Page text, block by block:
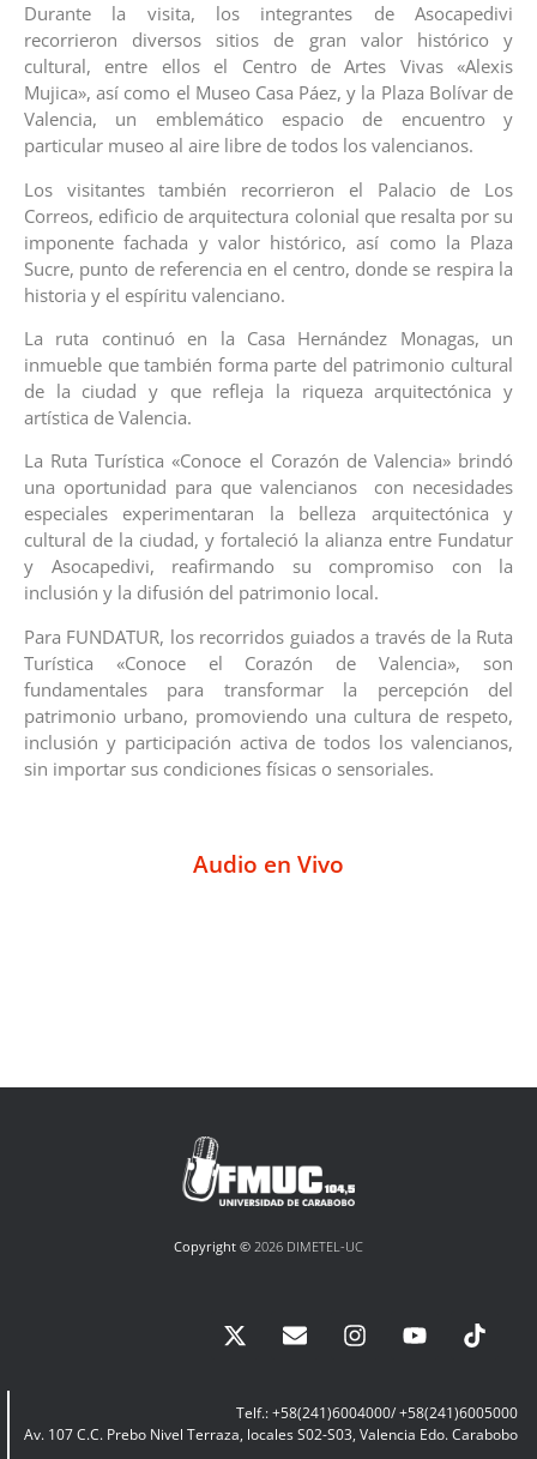
Durante la visita, los integrantes de Asocapedivi
recorrieron diversos sitios de gran valor histórico y
cultural, entre ellos el Centro de Artes Vivas «Alexis
Mujica», así como el Museo Casa Páez, y la Plaza Bolívar de
Valencia, un emblemático espacio de encuentro y
particular museo al aire libre de todos los valencianos.
Los visitantes también recorrieron el Palacio de Los
Correos, edificio de arquitectura colonial que resalta por su
imponente fachada y valor histórico, así como la Plaza
Sucre, punto de referencia en el centro, donde se respira la
historia y el espíritu valenciano.
La ruta continuó en la Casa Hernández Monagas, un
inmueble que también forma parte del patrimonio cultural
de la ciudad y que refleja la riqueza arquitectónica y
artística de Valencia.
La Ruta Turística «Conoce el Corazón de Valencia» brindó
una oportunidad para que valencianos con necesidades
especiales experimentaran la belleza arquitectónica y
cultural de la ciudad, y fortaleció la alianza entre Fundatur
y Asocapedivi, reafirmando su compromiso con la
inclusión y la difusión del patrimonio local.
Para FUNDATUR, los recorridos guiados a través de la Ruta
Turística «Conoce el Corazón de Valencia», son
fundamentales para transformar la percepción del
patrimonio urbano, promoviendo una cultura de respeto,
inclusión y participación activa de todos los valencianos,
sin importar sus condiciones físicas o sensoriales.
Audio en Vivo
Copyright © 2026 DIMETEL-UC
Telf.: +58(241)6004000/ +58(241)6005000
Av. 107 C.C. Prebo Nivel Terraza, locales S02-S03, Valencia Edo. Carabobo